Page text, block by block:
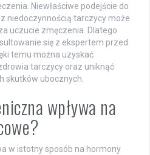
Niewłaściwe podejście do
niedoczynnością tarczycy może
uczucie zmęczenia. Dlatego
się z ekspertem przed
temu można uzyskać
tarczycy oraz uniknąć
skutków ubocznych.
wpływa na
w istotny sposób na hormony